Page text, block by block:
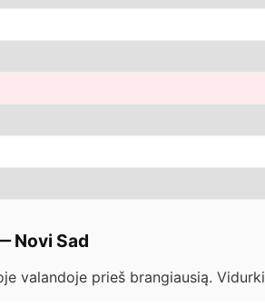
Novi Sad
valandoje prieš brangiausią.